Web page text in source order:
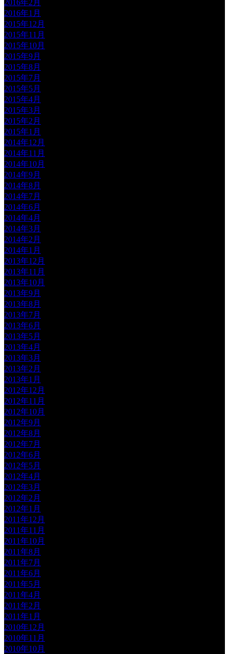
2016年2月
2016年1月
2015年12月
2015年11月
2015年10月
2015年9月
2015年8月
2015年7月
2015年5月
2015年4月
2015年3月
2015年2月
2015年1月
2014年12月
2014年11月
2014年10月
2014年9月
2014年8月
2014年7月
2014年6月
2014年4月
2014年3月
2014年2月
2014年1月
2013年12月
2013年11月
2013年10月
2013年9月
2013年8月
2013年7月
2013年6月
2013年5月
2013年4月
2013年3月
2013年2月
2013年1月
2012年12月
2012年11月
2012年10月
2012年9月
2012年8月
2012年7月
2012年6月
2012年5月
2012年4月
2012年3月
2012年2月
2012年1月
2011年12月
2011年11月
2011年10月
2011年8月
2011年7月
2011年6月
2011年5月
2011年4月
2011年2月
2011年1月
2010年12月
2010年11月
2010年10月